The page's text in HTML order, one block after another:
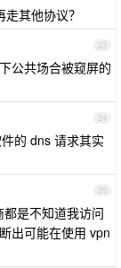
其他协议？
23
公共场合被窥屏的
24
的 dns 请求其实
25
是不知道我访问
出可能在使用 vpn